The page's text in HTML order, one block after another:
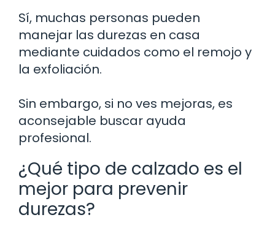
Sí, muchas personas pueden
manejar las durezas en casa
mediante cuidados como el remojo y
la exfoliación.
Sin embargo, si no ves mejoras, es
aconsejable buscar ayuda
profesional.
¿Qué tipo de calzado es el
mejor para prevenir
durezas?